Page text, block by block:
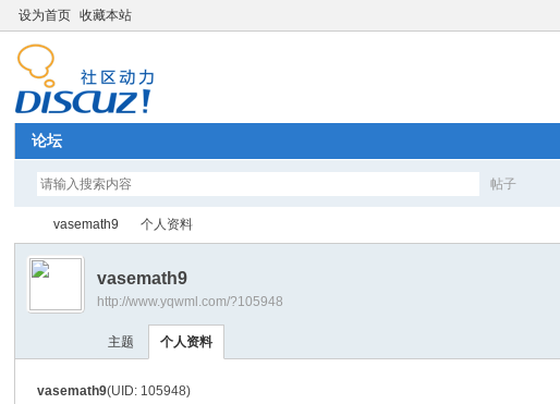
设为首页 收藏本站
论坛
帖子
›
vasemath9 个人资料
vasemath9
http://www.yqwml.com/?105948
主题 个人资料
vasemath9(UID: 105948)